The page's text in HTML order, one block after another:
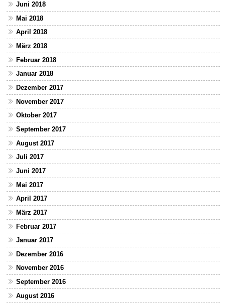
Juni 2018
Mai 2018
April 2018
März 2018
Februar 2018
Januar 2018
Dezember 2017
November 2017
Oktober 2017
September 2017
August 2017
Juli 2017
Juni 2017
Mai 2017
April 2017
März 2017
Februar 2017
Januar 2017
Dezember 2016
November 2016
September 2016
August 2016